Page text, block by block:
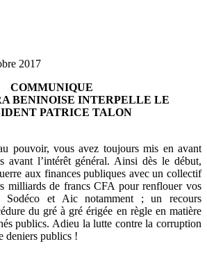
2017
COMMUNIQUE
BENINOISE INTERPELLE LE
PATRICE TALON
pouvoir, vous avez toujours mis en avant
avant l’intérêt général. Ainsi dès le début,
aux finances publiques avec un collectif
milliards de francs CFA pour renflouer vos
Sodéco et Aic notamment ; un recours
du gré à gré érigée en règle en matière
publics. Adieu la lutte contre la corruption
deniers publics !